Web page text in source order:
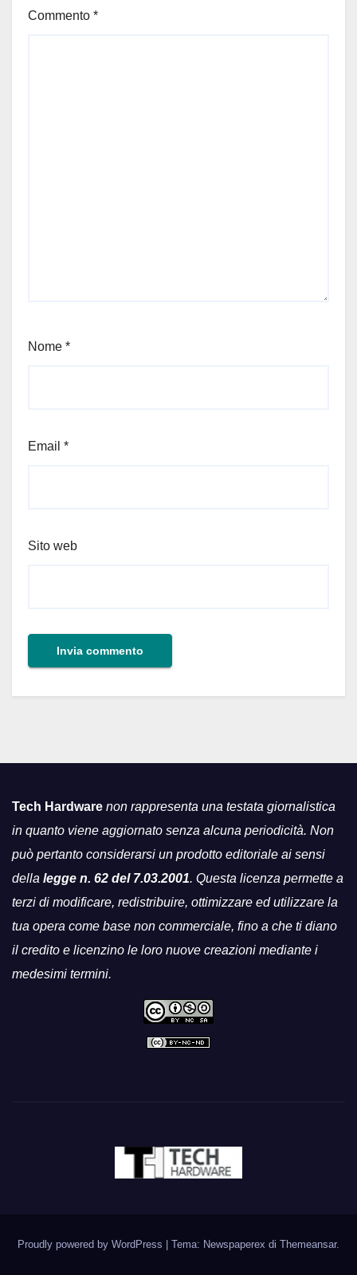
Commento *
Nome *
Email *
Sito web
Tech Hardware non rappresenta una testata giornalistica
in quanto viene aggiornato senza alcuna periodicità. Non
può pertanto considerarsi un prodotto editoriale ai sensi
della legge n. 62 del 7.03.2001. Questa licenza permette a
terzi di modificare, redistribuire, ottimizzare ed utilizzare la
tua opera come base non commerciale, fino a che ti diano
il credito e licenzino le loro nuove creazioni mediante i
medesimi termini.
Proudly powered by WordPress Tema: Newspaperex di Themeansar.